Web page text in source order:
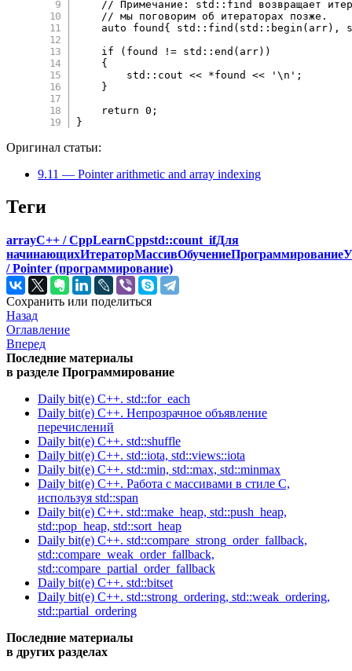
// Примечание: std::find возвращает
// мы поговорим об итераторах позже.
auto found { std :: find ( std :: begin ( arr) ,
if
( found != std ::end ( arr) )
{
        std
:: cout << *found << '\n' ;
}
return
0 ;
}
Оригинал статьи:
9.11 — Pointer arithmetic and array indexing
Теги
arrayC++ / CppLearnCppstd::count_ifДля
начинающихИтераторМассивОбучениеПрограммирование
/ Pointer (программирование)
Сохранить или поделиться
Назад
Оглавление
Вперед
Последние материалы
в разделе Программирование
Daily bit(e) C++. std::for_each
Daily bit(e) C++. Непрозрачное объявление
перечислений
Daily bit(e) C++. std::shuffle
Daily bit(e) C++. std::iota, std::views::iota
Daily bit(e) C++. std::min, std::max, std::minmax
Daily bit(e) C++. Работа с массивами в стиле C,
используя std::span
Daily bit(e) C++. std::make_heap, std::push_heap,
std::pop_heap, std::sort_heap
Daily bit(e) C++. std::compare_strong_order_fallback,
std::compare_weak_order_fallback,
std::compare_partial_order_fallback
Daily bit(e) C++. std::bitset
Daily bit(e) C++. std::strong_ordering, std::weak_ordering,
std::partial_ordering
Последние материалы
в других разделах